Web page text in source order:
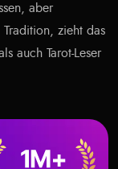
aber
zieht das
auch Tarot-Leser